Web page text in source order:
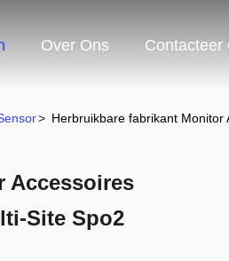
Over Ons Contacteer
> Herbruikbare fabrikant
Accessoires
Site Spo2